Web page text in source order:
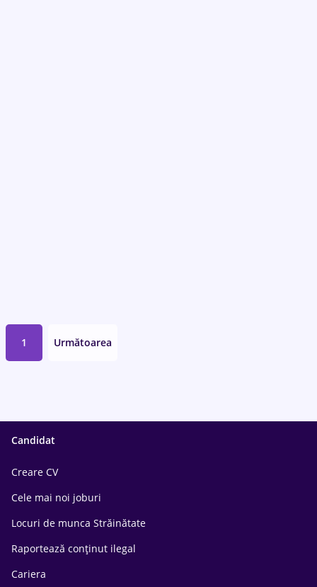
1 Următoarea
Candidat
Creare CV
Cele mai noi joburi
Locuri de munca Străinătate
Raportează conținut ilegal
Cariera